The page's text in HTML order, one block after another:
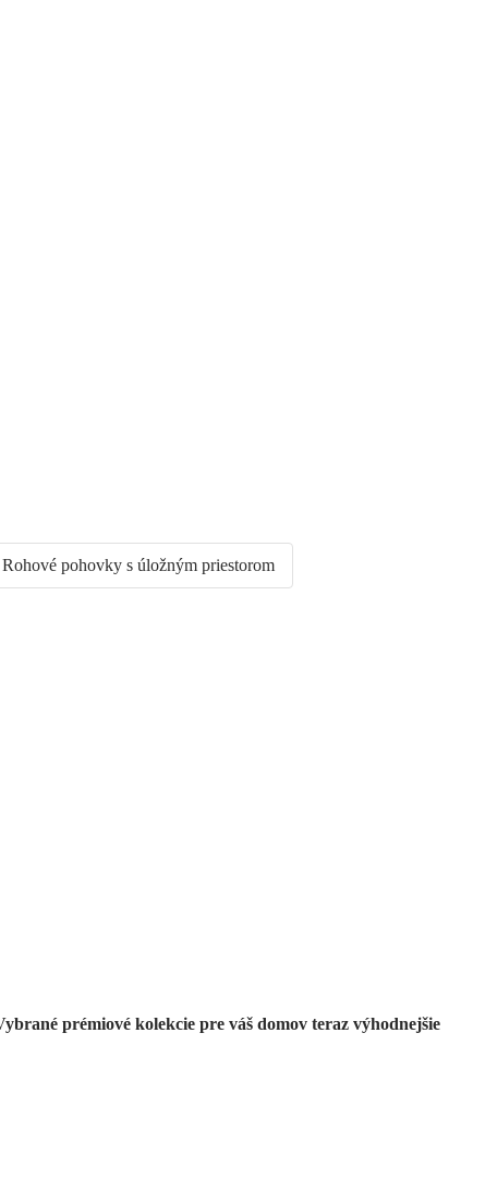
Rohové pohovky s úložným priestorom
prémiové kolekcie pre váš domov teraz výhodnejšie